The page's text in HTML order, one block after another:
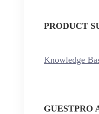
PRODUCT
Knowledge
GUESTPRO